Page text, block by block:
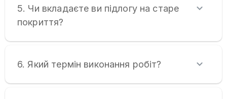
5. Чи вкладаєте ви підлогу на старе
покриття?
6. Який термін виконання робіт?